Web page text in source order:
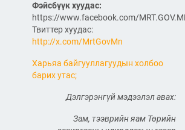
Канад Улстай Агаарын
харилцааны хэлэлцээрийг
байгуулна
ТӨРИЙН ЖИНХЭНЭ АЛБАН
БОЛОН СЭЛГЭН
Фэйсбүүк хуудас:
https://www.facebook.com/
Твиттер хуудас:
http://x.com/MrtGovMn
Харьяа байгууллагуудын холбоо
барих утас;
Дэлгэрэнгүй мэдээлэл авах:
Зам, тээврийн яам Төрийн